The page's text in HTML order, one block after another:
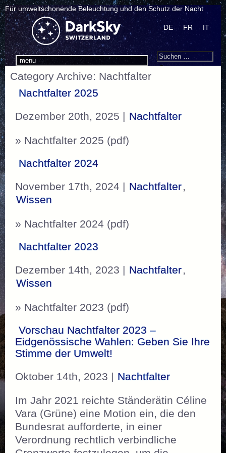
Für umweltschonende Beleuchtung und den Schutz der Nacht
menu
DE FR IT
Search
Suchen
Category Archive: Nachtfalter
Nachtfalter 2025
Dezember 20th, 2025 | Nachtfalter
» Nachtfalter 2025 (pdf)
Nachtfalter 2024
November 17th, 2024 | Nachtfalter,
Wissen
» Nachtfalter 2024 (pdf)
Nachtfalter 2023
Dezember 14th, 2023 | Nachtfalter,
Wissen
» Nachtfalter 2023 (pdf)
Vorschau Nachtfalter 2023 –
Eidgenössische Wahlen: Geben Sie Ihre
Stimme der Umwelt!
Oktober 14th, 2023 | Nachtfalter
Im Jahr 2021 reichte Ständerätin Céline
Vara (Grüne) eine Motion ein, die den
Bundesrat aufforderte, in einer
Verordnung rechtlich verbindliche